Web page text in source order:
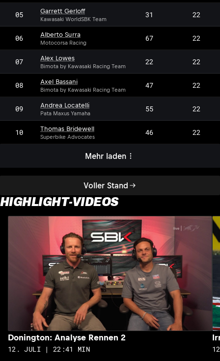
Voller Stand
05 Garrett Gerloff
Kawasaki WorldSBK Team 31 22
06 Alberto Surra
Motocorsa Racing 67 22
07 Alex Lowes
Bimota by Kawasaki Racing Team 22 22
08 Axel Bassani
Bimota by Kawasaki Racing Team 47 22
09 Andrea Locatelli
Pata Maxus Yamaha 55 22
10 Thomas Bridewell
Superbike Advocates 46 22
Mehr laden
HIGHLIGHT-VIDEOS
Donington: Analyse Rennen 2
12. JULI | 22:41 MIN